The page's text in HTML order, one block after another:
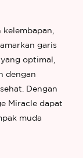
garis
optimal,
dengan
Dengan
Miracle dapat
muda